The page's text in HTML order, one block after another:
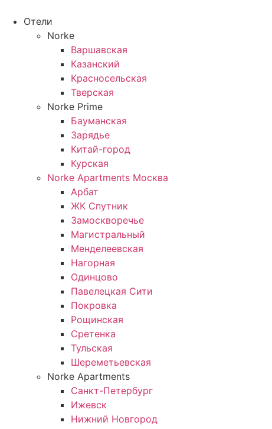
содержимому
Отели
Norke
Варшавская
Казанский
Красносельская
Тверская
Norke Prime
Бауманская
Зарядье
Китай-город
Курская
Norke Apartments Москва
Арбат
ЖК Спутник
Замоскворечье
Магистральный
Менделеевская
Нагорная
Одинцово
Павелецкая Сити
Покровка
Рощинская
Сретенка
Тульская
Шереметьевская
Norke Apartments
Санкт-Петербург
Ижевск
Нижний Новгород